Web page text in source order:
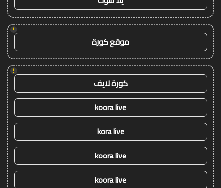
!
موقع كورة
!
كورة لايف
koora live
kora live
koora live
koora live